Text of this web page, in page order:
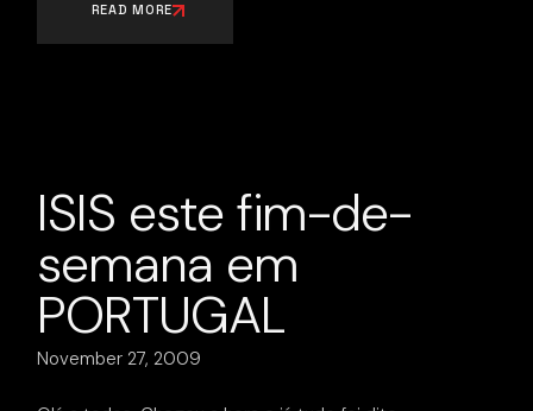
READ MORE
ISIS este fim-de-
semana em
PORTUGAL
November 27, 2009